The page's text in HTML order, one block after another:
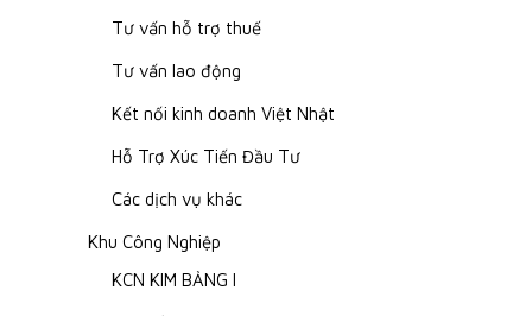
Tư vấn hỗ trợ thuế
Tư vấn lao động
Kết nối kinh doanh Việt Nhật
Hỗ Trợ Xúc Tiến Đầu Tư
Các dịch vụ khác
Khu Công Nghiệp
KCN KIM BẢNG I